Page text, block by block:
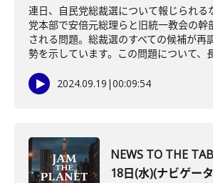
連日、自民党総裁選について報じられる
党本部で安倍元総理らと旧統一教会の幹
される問題。総裁選のすべての候補が再
勢を示しています。この問題について、
2024.09.19 |00:09:54
NEWS TO THE
18日(水)(ナビゲー